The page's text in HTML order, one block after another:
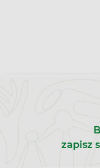
zapisz